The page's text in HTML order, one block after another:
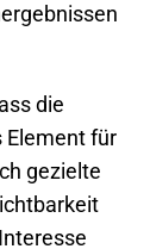
die
Element für
gezielte